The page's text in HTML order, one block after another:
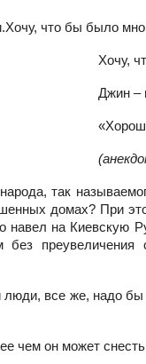
что бы было
Хочу,
Джин –
так
домах? При
навел на Киевскую
преувеличения
люди, все же, надо бы
чем он может